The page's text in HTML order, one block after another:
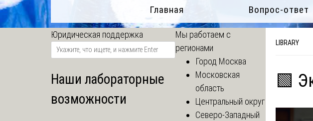
Главная Вопрос-ответ
LIBRARY
🟩
Юридическая поддержка
Наши лабораторные
возможности
Мы работаем с
регионами
Город Москва
Московская
область
Центральный округ
Северо-Западный